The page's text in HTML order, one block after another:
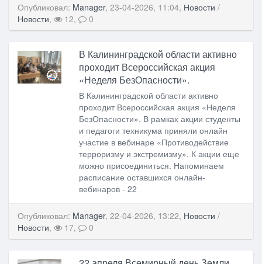
Опубликовал: Manager, 23-04-2026, 11:04, Новости /
Новости, 12, 0
В Калининградской области активно
проходит Всероссийская акция
«Неделя БезОпасности».
В Калининградской области активно
проходит Всероссийская акция «Неделя
БезОпасности». В рамках акции студенты
и педагоги техникума приняли онлайн
участие в вебинаре «Противодействие
терроризму и экстремизму». К акции еще
можно присоединиться. Напоминаем
расписание оставшихся онлайн-
вебинаров - 22
Опубликовал: Manager, 22-04-2026, 13:22, Новости /
Новости, 17, 0